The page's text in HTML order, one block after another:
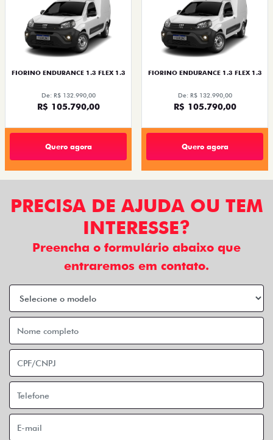
FIORINO ENDURANCE 1.3 FLEX 1.3
De: R$ 132.990,00
R$ 105.790,00
Quero agora
FIORINO ENDURANCE 1.3 FLEX 1.3
De: R$ 132.990,00
R$ 105.790,00
Quero agora
PRECISA DE AJUDA OU TEM
INTERESSE?
Preencha o formulário abaixo que
entraremos em contato.